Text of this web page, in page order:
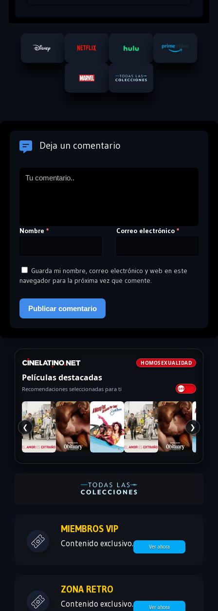
Deja un comentario
Nombre * Correo electrónico *
Guarda mi nombre, correo electrónico y web en este
navegador para la próxima vez que comente.
HOMOSEXUALIDAD
Películas destacadas
Recomendaciones seleccionadas para ti
❮ ❯
MIEMBROS VIP
Contenido exclusivo. Ver ahora
ZONA RETRO
Contenido exclusivo. Ver ahora